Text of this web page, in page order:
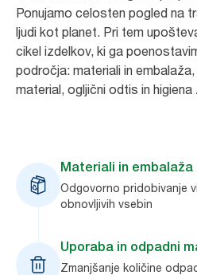
Ponujamo celosten pogled na
ljudi kot planet. Pri tem
cikel izdelkov, ki ga
področja: materiali in
material, ogljični odtis in higiena
Materiali in embalaža
Odgovorno pridobivanje
obnovljivih vsebin
Uporaba in odpadni
Zmanjšanje količine